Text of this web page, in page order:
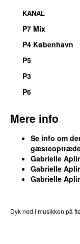
KANAL
P7 Mix
P4 København
P5
P3
P6
Mere info
Se info om
Gabrielle
Gabrielle
Gabrielle
Dyk ned i musikken på